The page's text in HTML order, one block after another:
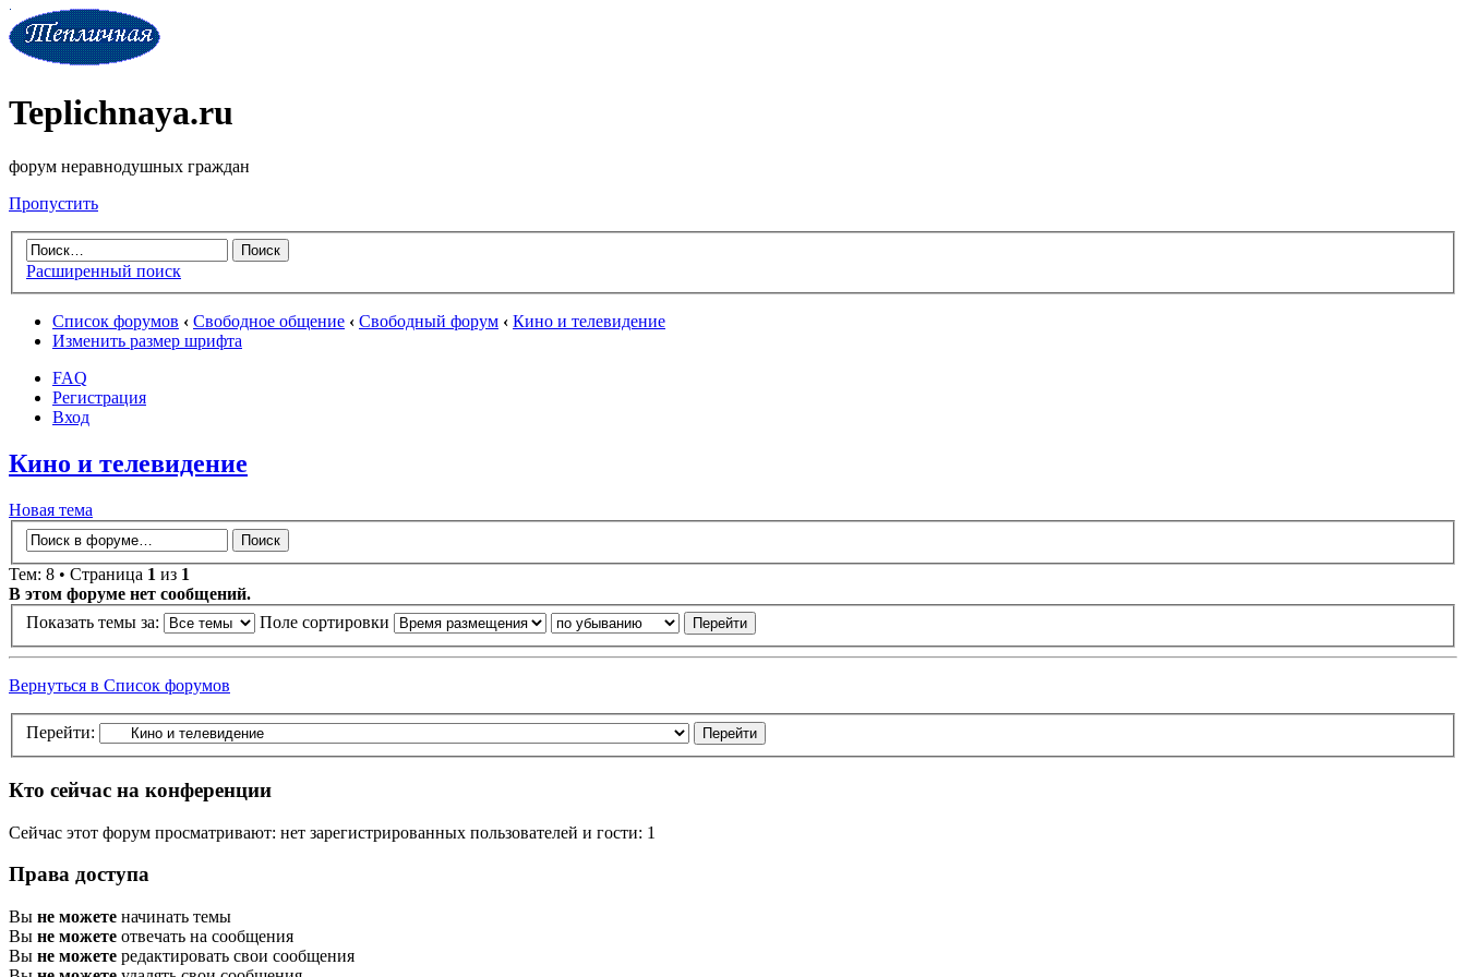
Teplichnaya.ru
форум неравнодушных граждан
Пропустить
Расширенный поиск
Список форумов ‹ Свободное общение ‹ Свободный форум ‹ Кино и телевидение
Изменить размер шрифта
FAQ
Регистрация
Вход
Кино и телевидение
Новая тема
Тем: 8 • Страница 1 из 1
В этом форуме нет сообщений.
Показать темы за:
Поле сортировки
Вернуться в Список форумов
Перейти:
Кто сейчас на конференции
Сейчас этот форум просматривают: нет зарегистрированных пользователей и гости: 1
Права доступа
Вы не можете начинать темы
Вы не можете отвечать на сообщения
Вы не можете редактировать свои сообщения